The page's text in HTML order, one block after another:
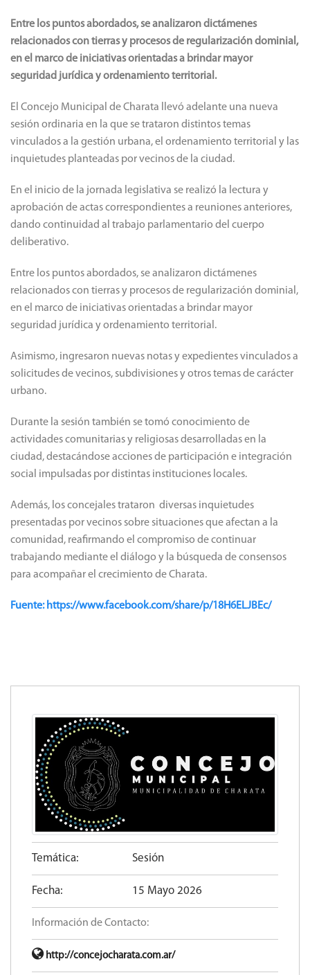
Entre los puntos abordados, se analizaron dictámenes
relacionados con tierras y procesos de regularización dominial,
en el marco de iniciativas orientadas a brindar mayor
seguridad jurídica y ordenamiento territorial.
El Concejo Municipal de Charata llevó adelante una nueva
sesión ordinaria en la que se trataron distintos temas
vinculados a la gestión urbana, el ordenamiento territorial y las
inquietudes planteadas por vecinos de la ciudad.
En el inicio de la jornada legislativa se realizó la lectura y
aprobación de actas correspondientes a reuniones anteriores,
dando continuidad al trabajo parlamentario del cuerpo
deliberativo.
Entre los puntos abordados, se analizaron dictámenes
relacionados con tierras y procesos de regularización dominial,
en el marco de iniciativas orientadas a brindar mayor
seguridad jurídica y ordenamiento territorial.
Asimismo, ingresaron nuevas notas y expedientes vinculados a
solicitudes de vecinos, subdivisiones y otros temas de carácter
urbano.
Durante la sesión también se tomó conocimiento de
actividades comunitarias y religiosas desarrolladas en la
ciudad, destacándose acciones de participación e integración
social impulsadas por distintas instituciones locales.
Además, los concejales trataron diversas inquietudes
presentadas por vecinos sobre situaciones que afectan a la
comunidad, reafirmando el compromiso de continuar
trabajando mediante el diálogo y la búsqueda de consensos
para acompañar el crecimiento de Charata.
Fuente: https://www.facebook.com/share/p/18H6ELJBEc/
Temática: Sesión
Fecha: 15 Mayo 2026
Información de Contacto:
http://concejocharata.com.ar/